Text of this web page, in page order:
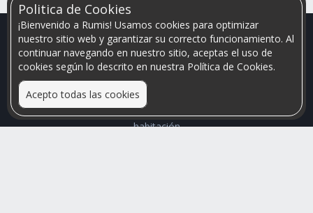
Politica de Cookies
¡Bienvenido a Rumis! Usamos cookies para optimizar
nuestro sitio web y garantizar su correcto funcionamiento. Al
continuar navegando en nuestro sitio, aceptas el uso de
cookies según lo descrito en nuestra Política de Cookies.
Acepto todas las cookies
Relacionamos personas que arriendan con las que buscan una
habitación